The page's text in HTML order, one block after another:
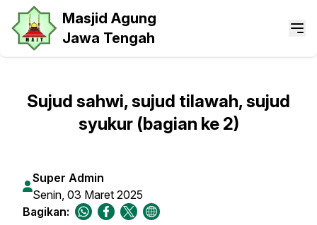
Masjid Agung
Jawa Tengah
Sujud sahwi, sujud tilawah, sujud
syukur (bagian ke 2)
Super Admin
Senin, 03 Maret 2025
Bagikan: